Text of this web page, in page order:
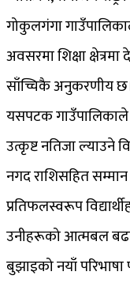
गोकुलगंगा
अवसरमा शिक्षा
साँच्चिकै अनुकरणीय
यसपटक गाउँपालिकाले
उत्कृष्ट नतिजा ल्याउने
नगद राशिसहित
प्रतिफलस्वरूप
उनीहरूको आत्मबल
बुझाइको नयाँ परिभाषा